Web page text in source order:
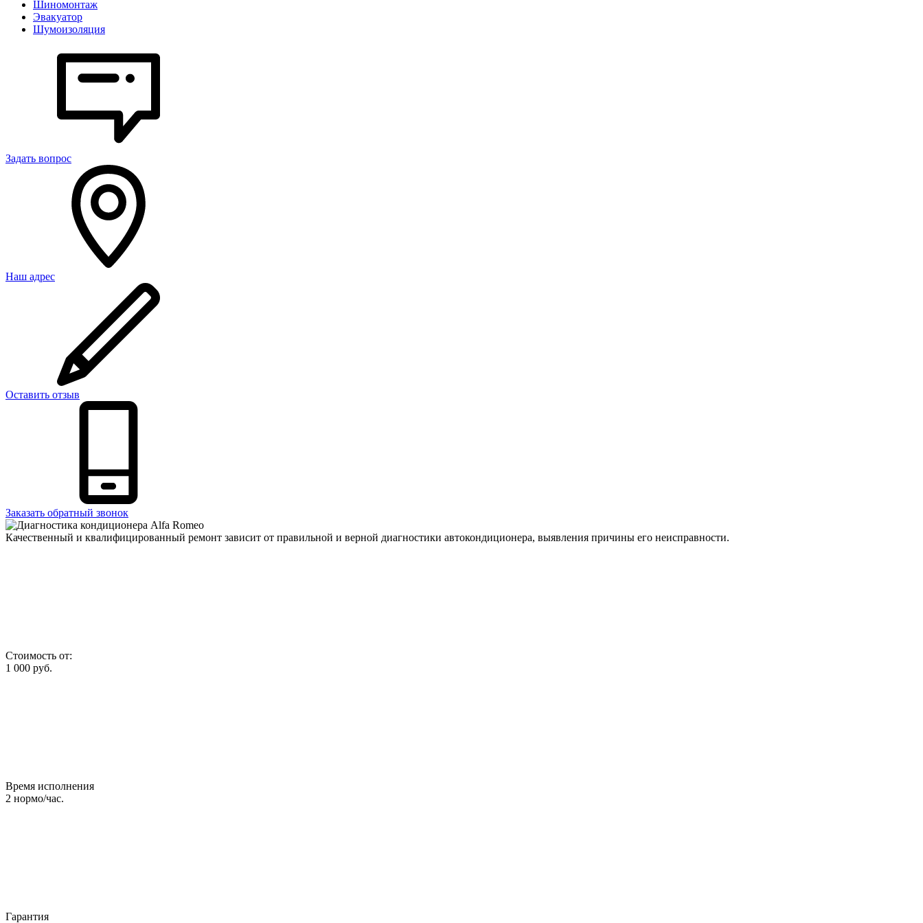
Шиномонтаж
Эвакуатор
Шумоизоляция
Задать вопрос
Наш адрес
Оставить отзыв
Заказать обратный звонок
Качественный и квалифицированный ремонт зависит от правильной и верной диагностики автокондиционера, выявления причины его неисправности.
Стоимость от:
1 000 руб.
Время исполнения
2 нормо/час.
Гарантия